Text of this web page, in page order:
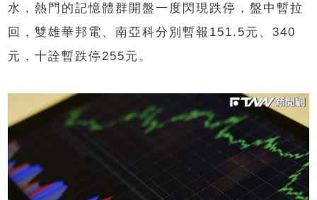
水，熱門的記憶體群開盤一度閃現跌停，盤中暫拉
回，雙雄華邦電、南亞科分別暫報151.5元、340
元，十詮暫跌停255元。